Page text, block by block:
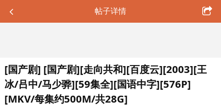
帖子详情
[国产剧] [国产剧][走向共和][百度云][2003][王
冰/吕中/马少骅][59集全][国语中字][576P]
[MKV/每集约500M/共28G]